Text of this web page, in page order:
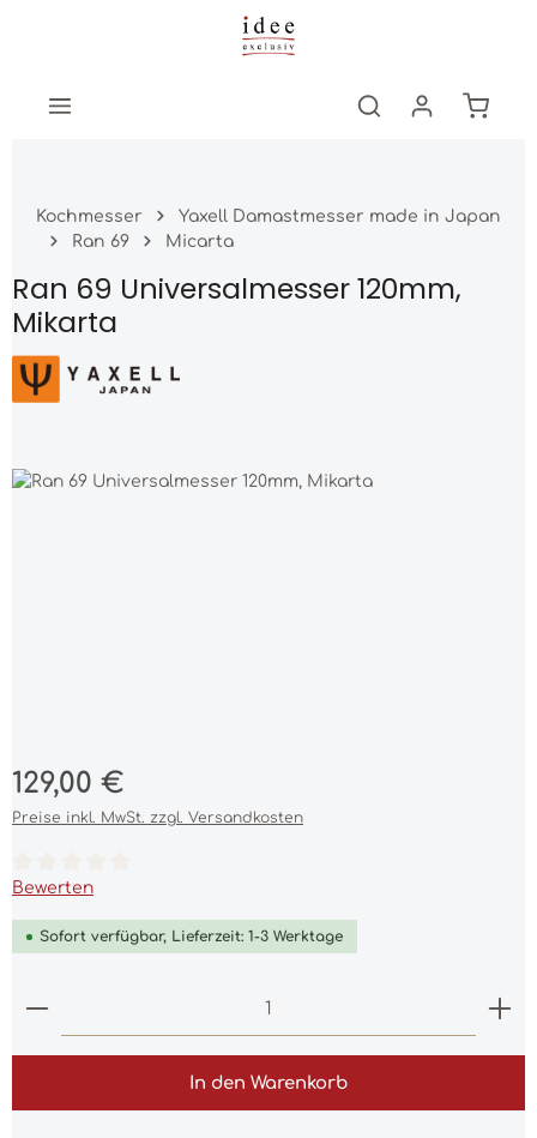
Zum Hauptinhalt springen
Kochmesser
Yaxell Damastmesser made in Japan
Ran 69
Micarta
Ran 69 Universalmesser 120mm,
Mikarta
Bildergalerie überspringen
Regulärer Preis:
129,00 €
Preise inkl. MwSt. zzgl. Versandkosten
Durchschnittliche Bewertung von 0 von 5 Sternen
Bewerten
Sofort verfügbar, Lieferzeit: 1-3 Werktage
Produkt Anzahl: Gib den gewünschten Wert
In den Warenkorb